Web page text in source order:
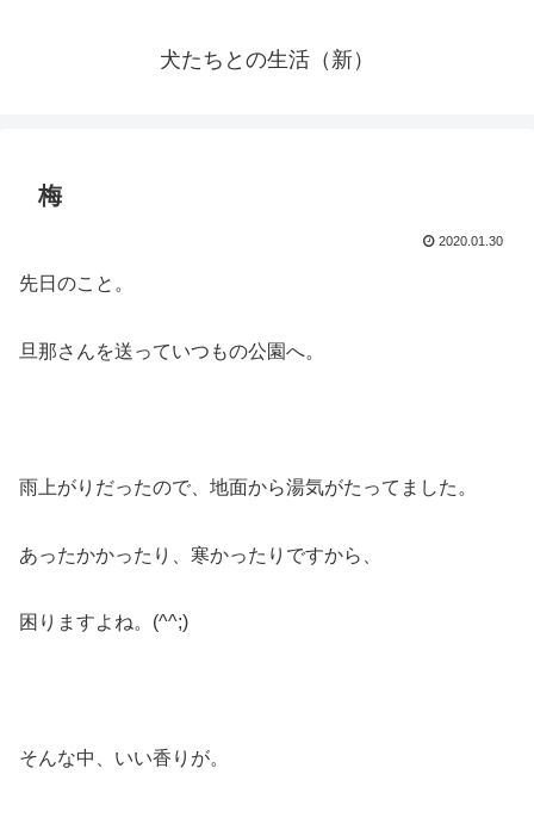
犬たちとの生活（新）
梅
2020.01.30
先日のこと。
旦那さんを送っていつもの公園へ。
雨上がりだったので、地面から湯気がたってました。
あったかかったり、寒かったりですから、
困りますよね。(^^;)
そんな中、いい香りが。